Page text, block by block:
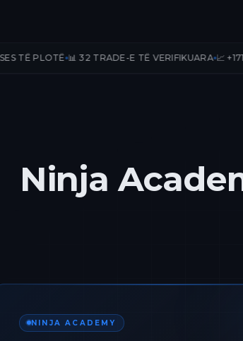
📊 32 TRADE-E TË VERIFIKUARA 📈 +171.18% PnL
Ninja
NINJA ACADEMY